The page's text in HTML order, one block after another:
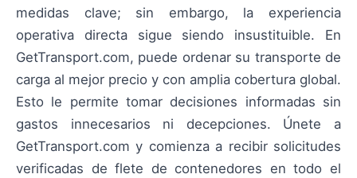
medidas clave; sin embargo, la experiencia
operativa directa sigue siendo insustituible. En
GetTransport.com, puede ordenar su transporte de
carga al mejor precio y con amplia cobertura global.
Esto le permite tomar decisiones informadas sin
gastos innecesarios ni decepciones. Únete a
GetTransport.com y comienza a recibir solicitudes
verificadas de flete de contenedores en todo el